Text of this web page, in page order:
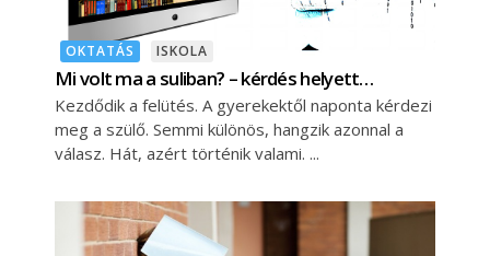
OKTATÁS ISKOLA
Mi volt ma a suliban? – kérdés helyett…
Kezdődik a felütés. A gyerekektől naponta kérdezi
meg a szülő. Semmi különös, hangzik azonnal a
válasz. Hát, azért történik valami.